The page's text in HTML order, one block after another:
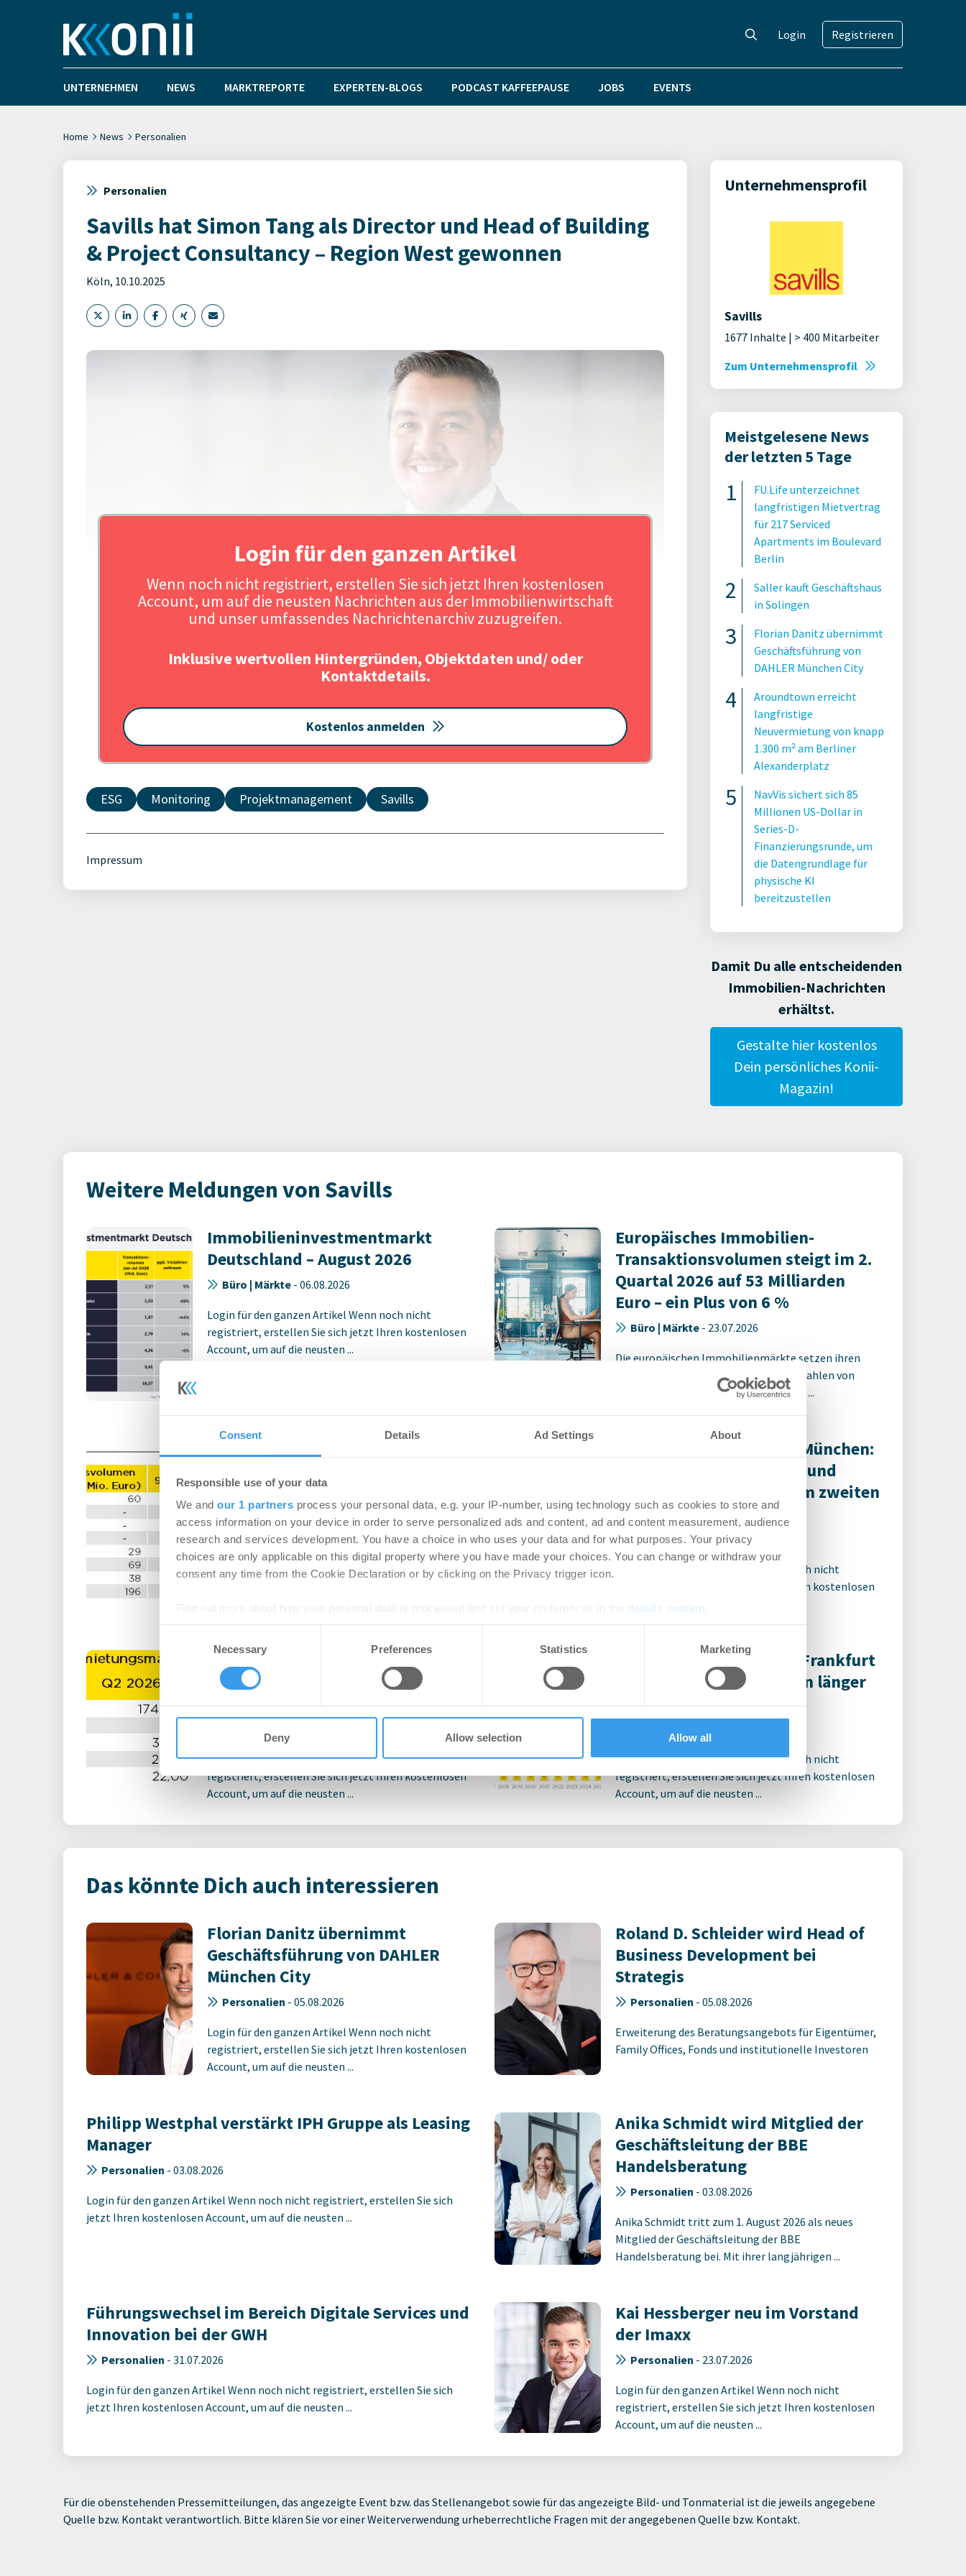
Consent Details Ad Settings About
Responsible use of your data
We and our 1 partners process your personal data, e.g. your IP-number, using technology such as cookies to store and
access information on your device in order to serve personalized ads and content, ad and content measurement, audience
research and services development. You have a choice in who uses your data and for what purposes. Your privacy
choices are only applicable on this digital property where you have made your choices. You can change or withdraw your
consent any time from the Cookie Declaration or by clicking on the Privacy trigger icon.
details section
We use cookies to personalise content and ads, to provide social media features and to analyse our traffic. We also share
other information that you’ve provided to them or that they’ve collected from your use of their services.
Selection
Necessary Preferences Statistics Marketing
Deny Allow selection Allow all
Login Registrieren
UNTERNEHMEN NEWS MARKTREPORTE EXPERTEN-BLOGS PODCAST KAFFEEPAUSE JOBS EVENTS
Home News Personalien
Personalien
Savills hat Simon Tang als Director und Head of Building
& Project Consultancy – Region West gewonnen
Köln, 10.10.2025
Quelle: Savills
Login für den ganzen Artikel
Wenn noch nicht registriert, erstellen Sie sich jetzt Ihren kostenlosen
Account, um auf die neusten Nachrichten aus der Immobilienwirtschaft
und unser umfassendes Nachrichtenarchiv zuzugreifen.
Inklusive wertvollen Hintergründen, Objektdaten und/ oder
Kontaktdetails.
Kostenlos anmelden
ESG Monitoring Projektmanagement Savills
Impressum
Unternehmensprofil
Savills
1677 Inhalte | > 400 Mitarbeiter
Zum Unternehmensprofil
Meistgelesene News
der letzten 5 Tage
FU.Life unterzeichnet
langfristigen Mietvertrag
für 217 Serviced
Apartments im Boulevard
Berlin
Saller kauft Geschäftshaus
in Solingen
Florian Danitz übernimmt
Geschäftsführung von
DAHLER München City
Aroundtown erreicht
langfristige
Neuvermietung von knapp
1.300 m² am Berliner
Alexanderplatz
NavVis sichert sich 85
Millionen US-Dollar in
Series-D-
Finanzierungsrunde, um
die Datengrundlage für
physische KI
bereitzustellen
Damit Du alle entscheidenden
Immobilien-Nachrichten
erhältst.
Gestalte hier kostenlos
Dein persönliches Konii-
Magazin!
Weitere Meldungen von Savills
Immobilieninvestmentmarkt
Deutschland – August 2026
Büro | Märkte - 06.08.2026
Login für den ganzen Artikel Wenn noch nicht
registriert, erstellen Sie sich jetzt Ihren kostenlosen
Account, um auf die neusten ...
Europäisches Immobilien-
Transaktionsvolumen steigt im 2.
Quartal 2026 auf 53 Milliarden
Euro – ein Plus von 6 %
Büro | Märkte - 23.07.2026
Die europäischen Immobilienmärkte setzen ihren
Erholungskurs fort. Nach vorläufigen Zahlen von
Savills lag das Transaktionsvolumen in ...
Angebot trifft auf anhaltend
selektive Nachfrage
Büro | Märkte -07.07.2026
Login für den ganzen Artikel Wenn noch nicht
Bürovermietungsmarkt München:
Spitzenmiete, Leerstand und
Flächenumsatz steigen im zweiten
QuartalBü
Büro | Märkte-07.07.2026
Login für den ganzen Artikel Wenn noch nicht
registriert, erstellen Sie sich jetzt Ihren kostenlosen
Account, um auf die neusten ...
Bürovermietungsmarkt Hamburg
Q2-2026: Unsicherheiten bremsen
Umzugsentscheidungen
Login für den ganzen Artikel Wenn noch nicht
registriert, erstellen Sie sich jetzt Ihren kostenlosen
Account, um auf die neusten ...
Bürovermietungsmarkt Frankfurt
Q2-2026: Nutzer brauchen länger
für Entscheidungen
Login für den ganzen Artikel Wenn noch nicht
registriert, erstellen Sie sich jetzt Ihren kostenlosen
Account, um auf die neusten ...
Das könnte Dich auch interessieren
Florian Danitz übernimmt
Geschäftsführung von DAHLER
München City
Personalien - 05.08.2026
Login für den ganzen Artikel Wenn noch nicht
registriert, erstellen Sie sich jetzt Ihren kostenlosen
Account, um auf die neusten ...
Roland D. Schleider wird Head of
Business Development bei
Strategis
Personalien - 05.08.2026
Erweiterung des Beratungsangebots für Eigentümer,
Family Offices, Fonds und institutionelle Investoren
Philipp Westphal verstärkt IPH Gruppe als Leasing
Manager
Personalien - 03.08.2026
Login für den ganzen Artikel Wenn noch nicht registriert, erstellen Sie sich
jetzt Ihren kostenlosen Account, um auf die neusten ...
Anika Schmidt wird Mitglied der
Geschäftsleitung der BBE
Handelsberatung
Personalien - 03.08.2026
Anika Schmidt tritt zum 1. August 2026 als neues
Mitglied der Geschäftsleitung der BBE
Handelsberatung bei. Mit ihrer langjährigen ...
Führungswechsel im Bereich Digitale Services und
Innovation bei der GWH
Personalien - 31.07.2026
Login für den ganzen Artikel Wenn noch nicht registriert, erstellen Sie sich
jetzt Ihren kostenlosen Account, um auf die neusten ...
Kai Hessberger neu im Vorstand
der Imaxx
Personalien - 23.07.2026
Login für den ganzen Artikel Wenn noch nicht
registriert, erstellen Sie sich jetzt Ihren kostenlosen
Account, um auf die neusten ...
Für die obenstehenden Pressemitteilungen, das angezeigte Event bzw. das Stellenangebot sowie für das angezeigte Bild- und Tonmaterial ist die jeweils angegebene
Quelle bzw. Kontakt verantwortlich. Bitte klären Sie vor einer Weiterverwendung urheberrechtliche Fragen mit der angegebenen Quelle bzw. Kontakt.